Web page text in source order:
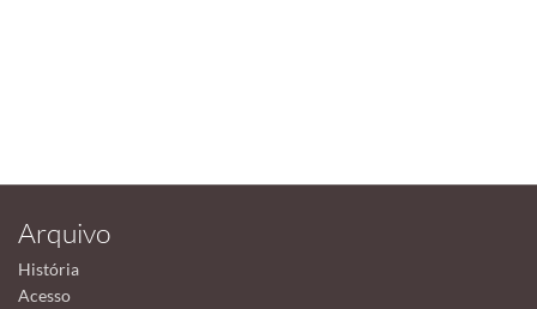
Arquivo
História
Acesso